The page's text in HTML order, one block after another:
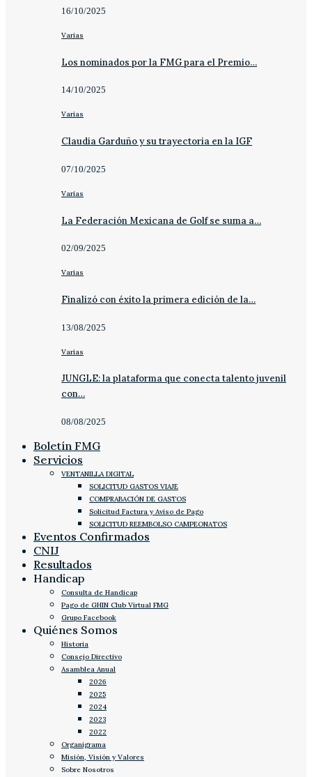
16/10/2025
Varias
Los nominados por la FMG para el Premio…
14/10/2025
Varias
Claudia Garduño y su trayectoria en la IGF
07/10/2025
Varias
La Federación Mexicana de Golf se suma a…
02/09/2025
Varias
Finalizó con éxito la primera edición de la…
13/08/2025
Varias
JUNGLE: la plataforma que conecta talento juvenil
con…
08/08/2025
Boletín FMG
Servicios
VENTANILLA DIGITAL
SOLICITUD GASTOS VIAJE
COMPRABACIÓN DE GASTOS
Solicitud Factura y Aviso de Pago
SOLICITUD REEMBOLSO CAMPEONATOS
Eventos Confirmados
CNIJ
Resultados
Handicap
Consulta de Handicap
Pago de GHIN Club Virtual FMG
Grupo Facebook
Quiénes Somos
Historia
Consejo Directivo
Asamblea Anual
2026
2025
2024
2023
2022
Organigrama
Misión, Visión y Valores
Sobre Nosotros